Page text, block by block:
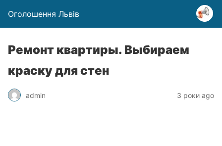
Оголошення Львів
Ремонт квартиры. Выбираем
краску для стен
admin 3 роки ago